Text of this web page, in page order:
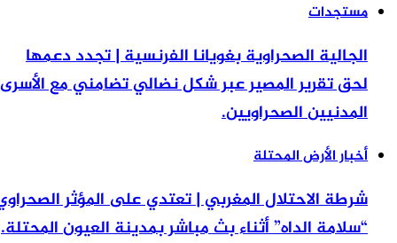
مستجدات
الجالية الصحراوية بغويانا الفرنسية | تجدد دعمها
لحق تقرير المصير عبر شكل نضالي تضامني مع الأسرى
المدنيين الصحراويين.
أخبار الأرض المحتلة
شرطة الاحتلال المغربي | تعتدي على المؤثر الصحراوي
“سلامة الداه” أثناء بث مباشر بمدينة العيون المحتلة.